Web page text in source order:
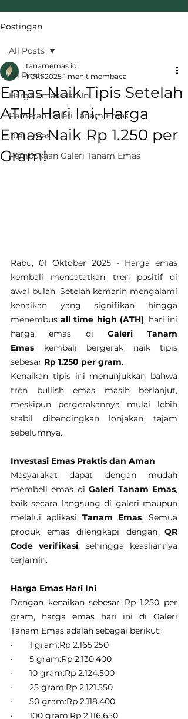
Postingan
All Posts
Harga Emas Hari Ini
Pameran Galeri Tanam Emas
Jual Emas
Pembukaan Galeri Tanam Emas
All Posts
Emas Naik Tipis Setelah
ATH! Hari Ini, Harga
Emas Naik Rp 1.250 per
Gram!
tanamemas.id
1 Okt 2025 1 menit membaca
Rabu, 01 Oktober 2025 - Harga emas
kembali mencatatkan tren positif di
awal bulan. Setelah kemarin mengalami
kenaikan yang signifikan hingga
menembus all time high (ATH), hari ini
harga emas di Galeri Tanam
Emas kembali bergerak naik tipis
sebesar Rp 1.250 per gram.
Kenaikan tipis ini menunjukkan bahwa
tren bullish emas masih berlanjut,
meskipun pergerakannya mulai lebih
stabil dibandingkan lonjakan tajam
sebelumnya.
Investasi Emas Praktis dan Aman
Masyarakat dapat dengan mudah
membeli emas di Galeri Tanam Emas,
baik secara langsung di galeri maupun
melalui aplikasi Tanam Emas. Semua
produk emas dilengkapi dengan QR
Code verifikasi, sehingga keasliannya
terjamin.
Harga Emas Hari Ini
Dengan kenaikan sebesar Rp 1.250 per
gram, harga emas hari ini di Galeri
Tanam Emas adalah sebagai berikut:
·       1 gram:Rp 2.165.250
·       5 gram:Rp 2.130.400
·       10 gram:Rp 2.124.500
·       25 gram:Rp 2.121.550
·       50 gram:Rp 2.118.400
·       100 gram:Rp 2.116.650